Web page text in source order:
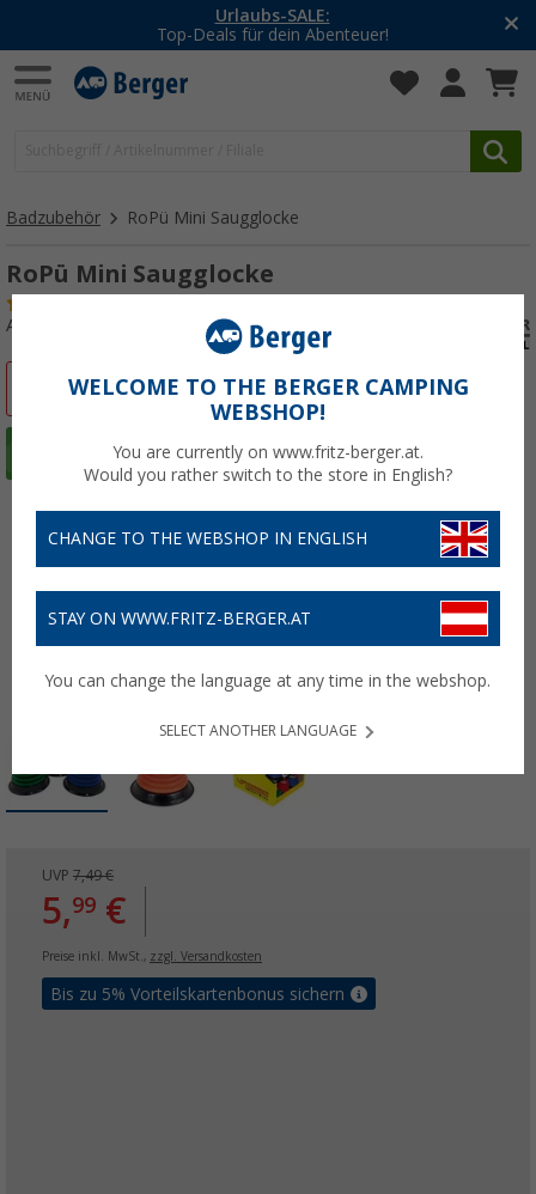
-20% auf Kleidung und Schuhe
Mit dem Aktionscode
Badzubehör RoPü Mini Saugglocke
RoPü Mini Saugglocke
Art.-Nr.: 262880
UVP 7,49 €
5,99 €
Preise inkl. MwSt., zzgl. Versandkosten
Bis zu 5% Vorteilskartenbonus sichern
WELCOME TO THE BERGER CAMPING
WEBSHOP!
You are currently on www.fritz-berger.at.
Would you rather switch to the store in English?
CHANGE TO THE WEBSHOP IN ENGLISH
STAY ON WWW.FRITZ-BERGER.AT
You can change the language at any time in the webshop.
SELECT ANOTHER LANGUAGE